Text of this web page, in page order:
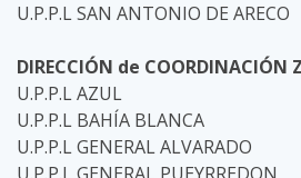
U.P.P.L SAN ANTONIO DE ARECO
DIRECCIÓN de COORDINACIÓN
U.P.P.L AZUL
U.P.P.L BAHÍA BLANCA
U.P.P.L GENERAL ALVARADO